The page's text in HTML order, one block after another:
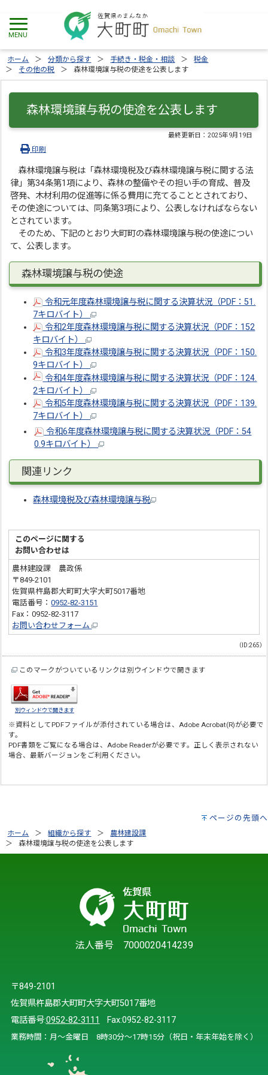
ホーム 分類から探す 手続き・税金・相談
税金
その他の税
森林環境譲与税の使途を公表します
森林環境譲与税の使途を公表します
最終更新日：2025年9月19日
印刷
森林環境譲与税は「森林環境税及び森林環境譲与税に関する法
律」第34条第1項により、森林の整備やその担い手の育成、普及
啓発、木材利用の促進等に係る費用に充てることとされており、
その使途については、同条第3項により、公表しなければならない
とされています。
そのため、下記のとおり大町町の森林環境譲与税の使途につい
て、公表します。
森林環境譲与税の使途
令和元年度森林環境譲与税に関する決算状況（PDF：51.
7キロバイト）
令和2年度森林環境譲与税に関する決算状況（PDF：152
キロバイト）
令和3年度森林環境譲与税に関する決算状況（PDF：150.
9キロバイト）
令和4年度森林環境譲与税に関する決算状況（PDF：124.
2キロバイト）
令和5年度森林環境譲与税に関する決算状況（PDF：139.
7キロバイト）
令和6年度森林環境譲与税に関する決算状況（PDF：54
0.9キロバイト）
関連リンク
森林環境税及び森林環境譲与税
このページに関する
お問い合わせは
農林建設課 農政係
〒849-2101
佐賀県杵島郡大町町大字大町5017番地
電話番号：0952-82-3151
Fax：0952-82-3117
お問い合わせフォーム
（ID:265）
このマークがついているリンクは別ウインドウで開きます
別ウィンドウで開きます
※資料としてPDFファイルが添付されている場合は、Adobe Acrobat(R)が必要で
す。
PDF書類をご覧になる場合は、Adobe Readerが必要です。正しく表示されない
場合、最新バージョンをご利用ください。
ページの先頭へ
ホーム 組織から探す
農林建設課
森林環境譲与税の使途を公表します
法人番号 7000020414239
〒849-2101
佐賀県杵島郡大町町大字大町5017番地
電話番号:0952-82-3111 Fax:0952-82-3117
業務時間：月～金曜日 8時30分～17時15分（祝日・年末年始を除く）